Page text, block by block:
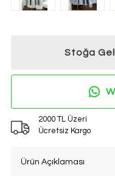
Stoğa
2000 TL Üzeri
Ücretsiz Kargo
Ürün Açıklaması